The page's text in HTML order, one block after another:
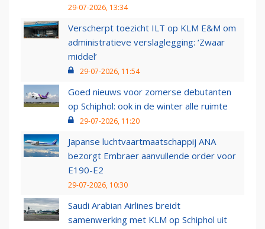
29-07-2026, 13:34
Verscherpt toezicht ILT op KLM E&M om
administratieve verslaglegging: ‘Zwaar
middel’
29-07-2026, 11:54
Goed nieuws voor zomerse debutanten
op Schiphol: ook in de winter alle ruimte
29-07-2026, 11:20
Japanse luchtvaartmaatschappij ANA
bezorgt Embraer aanvullende order voor
E190-E2
29-07-2026, 10:30
Saudi Arabian Airlines breidt
samenwerking met KLM op Schiphol uit